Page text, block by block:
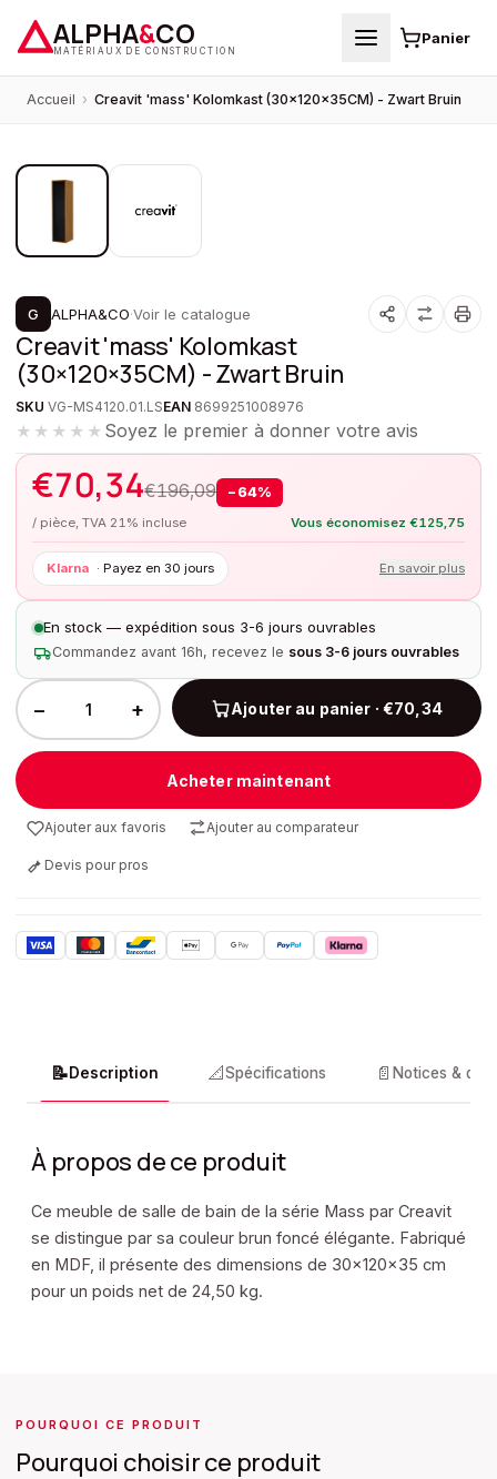
ALPHA&CO
MATÉRIAUX DE CONSTRUCTION
Panier
Accueil › Creavit 'mass' Kolomkast (30×120×35CM) - Zwart Bruin
PROMOTION
G ALPHA&CO·Voir le catalogue
Creavit 'mass' Kolomkast
(30×120×35CM) - Zwart Bruin
SKU VG-MS4120.01.LSEAN 8699251008976
★★★★★ Soyez le premier à donner votre avis
€70,34€196,09 − 64%
/ pièce, TVA 21% incluse Vous économisez €125,75
Klarna · Payez en 30 jours En savoir plus
En stock — expédition sous 3-6 jours ouvrables
Commandez avant 16h, recevez le sous 3-6 jours ouvrables
− + Ajouter au panier · €70,34
Acheter maintenant
Ajouter aux favoris Ajouter au comparateur
Devis pour pros
📝Description 📐Spécifications 📄 Notices &
À propos de ce produit
Ce meuble de salle de bain de la série Mass par Creavit
se distingue par sa couleur brun foncé élégante. Fabriqué
en MDF, il présente des dimensions de 30x120x35 cm
pour un poids net de 24,50 kg.
POURQUOI CE PRODUIT
Pourquoi choisir ce produit